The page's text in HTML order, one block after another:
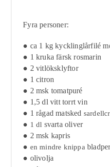
Fyra personer:
● ca 1 kg kycklinglårfilé
● 1 kruka färsk rosmarin
● 2 vitlöksklyftor
● 1 citron
● 2 msk tomatpuré
● 1,5 dl vitt torrt vin
● 1 rågad matsked
● 1 dl svarta oliver
● 2 msk kapris
● en mindre knippa
● olivolja